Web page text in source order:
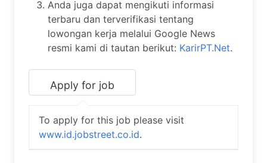
Anda juga dapat mengikuti informasi
terbaru dan terverifikasi tentang
lowongan kerja melalui Google News
resmi kami di tautan berikut: KarirPT.Net.
To apply for this job please visit
www.id.jobstreet.co.id.